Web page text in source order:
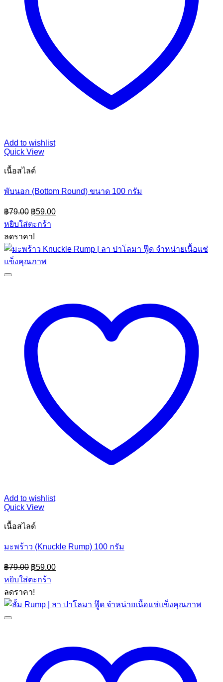
Add to wishlist
Quick View
เนื้อสไลด์
พับนอก (Bottom Round) ขนาด 100 กรัม
฿79.00 Original
price
was:
฿79.00.
฿59.00Current
price
หยิบใส่ตะกร้า
ลดราคา!
Add to wishlist
Quick View
เนื้อสไลด์
มะพร้าว (Knuckle Rump) 100 กรัม
฿79.00 Original
price
was:
฿79.00.
฿59.00Current
price
หยิบใส่ตะกร้า
ลดราคา!